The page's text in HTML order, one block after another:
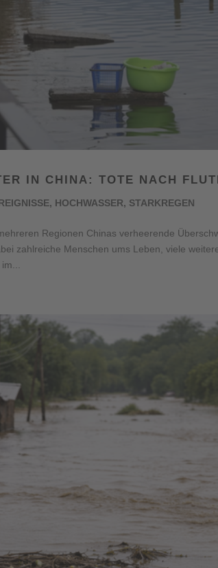
IN CHINA: TOTE NACH
, HOCHWASSER, STARKREGEN
Regionen Chinas verheerende
zahlreiche Menschen ums Leben, viele